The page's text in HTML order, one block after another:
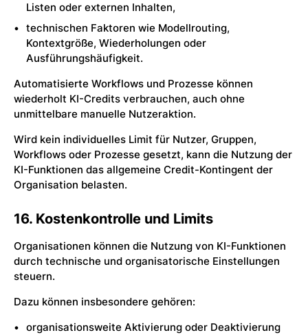
Listen oder externen Inhalten,
technischen Faktoren wie Modellrouting,
Kontextgröße, Wiederholungen oder
Ausführungshäufigkeit.
Automatisierte Workflows und Prozesse können
wiederholt KI-Credits verbrauchen, auch ohne
unmittelbare manuelle Nutzeraktion.
Wird kein individuelles Limit für Nutzer, Gruppen,
Workflows oder Prozesse gesetzt, kann die Nutzung der
KI-Funktionen das allgemeine Credit-Kontingent der
Organisation belasten.
16. Kostenkontrolle und Limits
Organisationen können die Nutzung von KI-Funktionen
durch technische und organisatorische Einstellungen
steuern.
Dazu können insbesondere gehören:
organisationsweite Aktivierung oder Deaktivierung